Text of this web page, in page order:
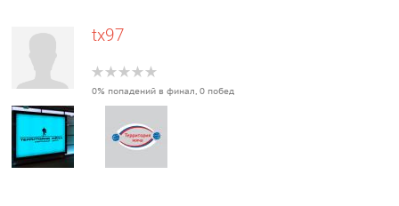
tx97
0% попадений в финал, 0 побед